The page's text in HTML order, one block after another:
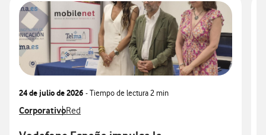
24 de julio de 2026 - Tiempo de lectura2 min
Ver más notas de prensa relacionados con
CorporativoVer más notas de prensa relacionados con
Red